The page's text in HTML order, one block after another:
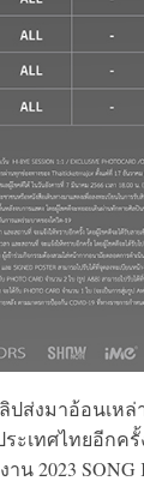
ปส่งมาอ้อนเห
ะเทศไทยอีกค
2023